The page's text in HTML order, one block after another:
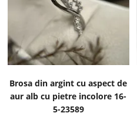
Brosa din argint cu aspect de
aur alb cu pietre incolore 16-
5-23589